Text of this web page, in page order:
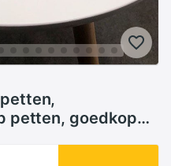
petten, goedkope
vrouwen, gorras
damage petten